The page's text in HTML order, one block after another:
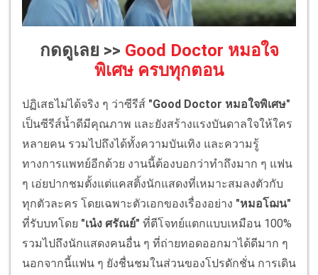
กดดูเลย >> Good Doctor หมอใจ
พิเศษ ครบทุกตอน
ปฏิเสธไม่ได้จริง ๆ ว่าซีรีส์ "Good Doctor หมอใจพิเศษ"
เป็นซีรีส์น้ำดีมีคุณภาพ และยังสร้างแรงบันดาลใจให้ใคร
หลายคน รวมไปถึงได้ทั้งความบันเทิง และความรู้
ทางการแพทย์อีกด้วย งานนี้ต้องบอกว่าทำถึงมาก ๆ แฟน
ๆ เอ่ยปากชมตั้งแต่แคสติ้งนักแสดงที่เหมาะสมลงตัวกับ
ทุกตัวละคร โดยเฉพาะตัวเอกของเรื่องอย่าง "หมอโฌน"
ที่รับบทโดย "เน๋ง ศรัณย์" ที่ตีโจทย์แตกแบบเหมือน 100%
รวมไปถึงนักแสดงคนอื่น ๆ ที่ถ่ายทอดออกมาได้ดีมาก ๆ
นอกจากนี้แฟน ๆ ยังชื่นชมในส่วนของโปรดักชั่น การเดิน